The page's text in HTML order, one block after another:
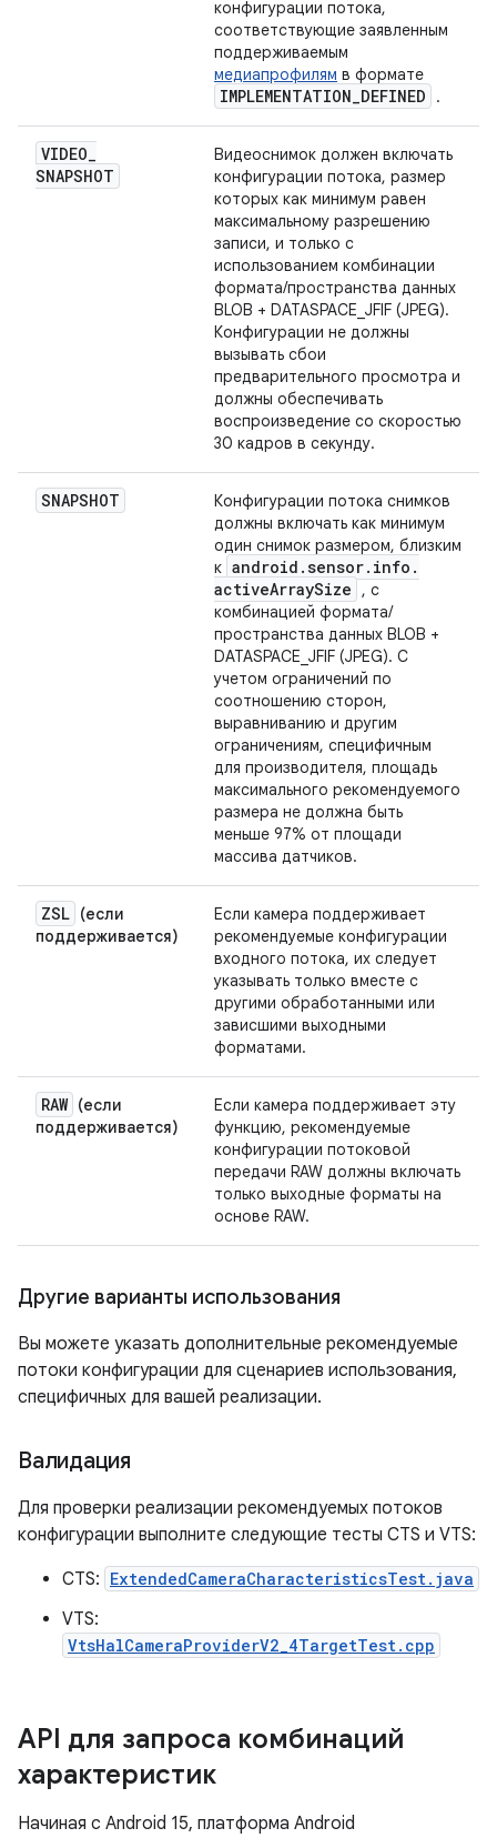
конфигурации потока,
соответствующие заявленным
поддерживаемым
медиапрофилям в формате
IMPLEMENTATION_DEFINED .
VIDEO_
SNAPSHOT
Видеоснимок должен включать
конфигурации потока, размер
которых как минимум равен
максимальному разрешению
записи, и только с
использованием комбинации
формата/пространства данных
BLOB + DATASPACE_JFIF (JPEG).
Конфигурации не должны
вызывать сбои
предварительного просмотра и
должны обеспечивать
воспроизведение со скоростью
30 кадров в секунду.
SNAPSHOT
Конфигурации потока снимков
должны включать как минимум
один снимок размером, близким
к android .sensor. info .
activeArraySize
, с
комбинацией формата/
пространства данных BLOB +
DATASPACE_JFIF (JPEG). С
учетом ограничений по
соотношению сторон,
выравниванию и другим
ограничениям, специфичным
для производителя, площадь
максимального рекомендуемого
размера не должна быть
меньше 97% от площади
массива датчиков.
ZSL (если
поддерживается)
Если камера поддерживает
рекомендуемые конфигурации
входного потока, их следует
указывать только вместе с
другими обработанными или
зависшими выходными
форматами.
RAW (если
поддерживается)
Если камера поддерживает эту
функцию, рекомендуемые
конфигурации потоковой
передачи RAW должны включать
только выходные форматы на
основе RAW.
Другие варианты использования
Вы можете указать дополнительные рекомендуемые
потоки конфигурации для сценариев использования,
специфичных для вашей реализации.
Валидация
Для проверки реализации рекомендуемых потоков
конфигурации выполните следующие тесты CTS и VTS:
CTS: ExtendedCameraCharacteristicsTest.java
VTS:
VtsHalCameraProviderV2_4TargetTest.cpp
API для запроса комбинаций
характеристик
Начиная с Android 15, платформа Android